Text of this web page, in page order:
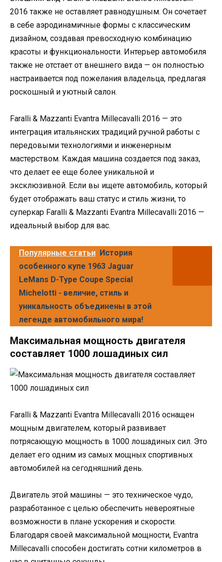
2016 также не оставляет равнодушным. Он сочетает
в себе аэродинамичные формы с классическим
дизайном, создавая превосходную комбинацию
красоты и функциональности. Интерьер автомобиля
также не отстает от внешнего вида — он полностью
настраивается под пожелания владельца, предлагая
роскошный и уютный салон.
Faralli & Mazzanti Evantra Millecavalli 2016 — это
интеграция итальянских традиций ручной работы с
передовыми технологиями и инженерным
мастерством. Каждая машина создается под заказ,
что делает ее еще более уникальной и
эксклюзивной. Если вы ищете автомобиль, который
будет отображать ваш статус и стиль жизни, то
суперкар Faralli & Mazzanti Evantra Millecavalli 2016 —
идеальный выбор для вас.
Популярные статьи История
особенного купе 1963 Jaguar
LeMans D-Type Coupe Special
Michelotti - величие, стиль и
уникальность объединены в этой
легенде автомобильного мира!
Максимальная мощность двигателя
составляет 1000 лошадиных сил
Faralli & Mazzanti Evantra Millecavalli 2016 оснащен
мощным двигателем, который развивает
потрясающую мощность в 1000 лошадиных сил. Это
делает его одним из самых мощных спортивных
автомобилей на сегодняшний день.
Двигатель этой машины — это техническое чудо,
разработанное с целью обеспечить невероятные
возможности в плане ускорения и скорости.
Благодаря своей максимальной мощности, Evantra
Millecavalli способен достигать сотни километров в